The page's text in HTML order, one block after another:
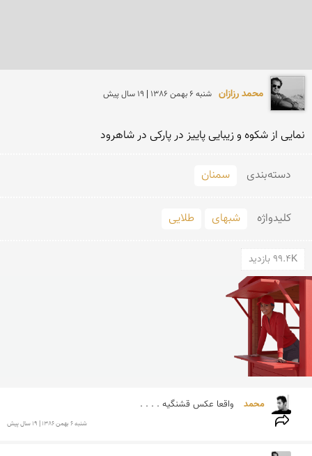
محمد رزازان شنبه 6 بهمن 1386 | 19 سال پیش
نمایی از شكوه و زیبایی پاییز در پاركی در شاهرود
دسته‌بندی سمنان
کلید‌واژه شبهای طلایی
99.4K بازدید
محمد واقعا عكس قشنگیه . . . .
شنبه 6 بهمن 1386 | 19 سال پیش